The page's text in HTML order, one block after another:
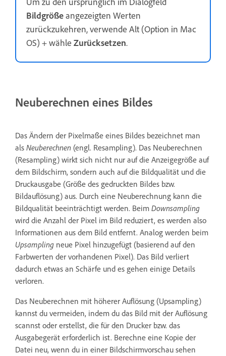
Bildgrößeangezeigten Werten
zurückzukehren, verwende Alt (Option in Mac
OS) + wähle Zurücksetzen.
Neuberechnen eines Bildes
Das Ändern der Pixelmaße eines Bildes bezeichnet man
als Neuberechnen (engl. Resampling). Das Neuberechnen
(Resampling) wirkt sich nicht nur auf die Anzeigegröße auf
dem Bildschirm, sondern auch auf die Bildqualität und die
Druckausgabe (Größe des gedruckten Bildes bzw.
Bildauflösung) aus. Durch eine Neuberechnung kann die
Bildqualität beeinträchtigt werden. Beim Downsampling
wird die Anzahl der Pixel im Bild reduziert, es werden also
Informationen aus dem Bild entfernt. Analog werden beim
Upsampling neue Pixel hinzugefügt (basierend auf den
Farbwerten der vorhandenen Pixel). Das Bild verliert
dadurch etwas an Schärfe und es gehen einige Details
verloren.
Das Neuberechnen mit höherer Auflösung (Upsampling)
kannst du vermeiden, indem du das Bild mit der Auflösung
scannst oder erstellst, die für den Drucker bzw. das
Ausgabegerät erforderlich ist. Berechne eine Kopie der
Datei neu, wenn du in einer Bildschirmvorschau sehen